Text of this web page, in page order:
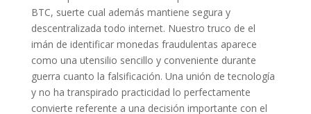
BTC, suerte cual además mantiene segura y
descentralizada todo internet. Nuestro truco de el
imán de identificar monedas fraudulentas aparece
como una utensilio sencillo y conveniente durante
guerra cuanto la falsificación. Una unión de tecnología
y no ha transpirado practicidad lo perfectamente
convierte referente a una decisión importante con el